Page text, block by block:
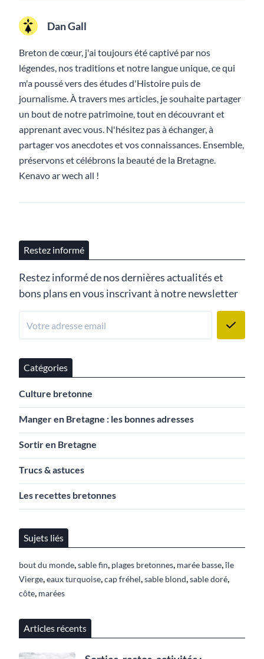
Dan Gall
Breton de cœur, j'ai toujours été captivé par nos
légendes, nos traditions et notre langue unique, ce qui
m'a poussé vers des études d'Histoire puis de
journalisme. À travers mes articles, je souhaite partager
un bout de notre patrimoine, tout en découvrant et
apprenant avec vous. N'hésitez pas à échanger, à
partager vos anecdotes et vos connaissances. Ensemble,
préservons et célébrons la beauté de la Bretagne.
Kenavo ar wech all !
Restez informé
Restez informé de nos dernières actualités et
bons plans en vous inscrivant à notre newsletter
Catégories
Culture bretonne
Manger en Bretagne : les bonnes adresses
Sortir en Bretagne
Trucs & astuces
Les recettes bretonnes
Sujets liés
bout du monde,sable fin, plages bretonnes, marée basse,île
Vierge,eaux turquoise,cap fréhel,sable blond,sable doré,
côte, marées
Articles récents